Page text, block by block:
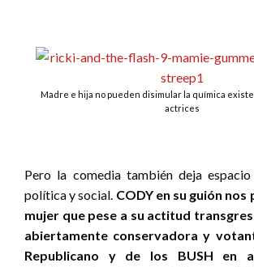
Madre e hija no pueden disimular la química
actrices
Pero la comedia también deja
política y social. CODY en su guión nos
mujer que pese a su actitud
abiertamente conservadora y
Republicano y de los BUSH en